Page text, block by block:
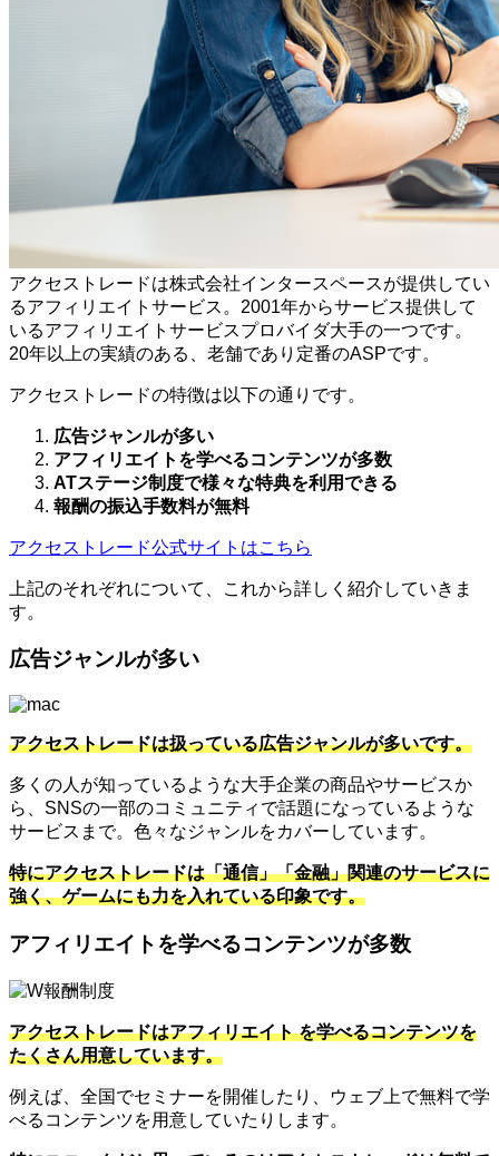
アクセストレードは株式会社インタースペースが提供してい
るアフィリエイトサービス。2001年からサービス提供して
いるアフィリエイトサービスプロバイダ大手の一つです。
20年以上の実績のある、老舗であり定番のASPです。
アクセストレードの特徴は以下の通りです。
広告ジャンルが多い
アフィリエイトを学べるコンテンツが多数
ATステージ制度で様々な特典を利用できる
報酬の振込手数料が無料
アクセストレード公式サイトはこちら
上記のそれぞれについて、これから詳しく紹介していきま
す。
広告ジャンルが多い
アクセストレードは扱っている広告ジャンルが多いです。
多くの人が知っているような大手企業の商品やサービスか
ら、SNSの一部のコミュニティで話題になっているような
サービスまで。色々なジャンルをカバーしています。
特にアクセストレードは「通信」「金融」関連のサービスに
強く、ゲームにも力を入れている印象です。
アフィリエイトを学べるコンテンツが多数
アクセストレードはアフィリエイト を学べるコンテンツを
たくさん用意しています。
例えば、全国でセミナーを開催したり、ウェブ上で無料で学
べるコンテンツを用意していたりします。